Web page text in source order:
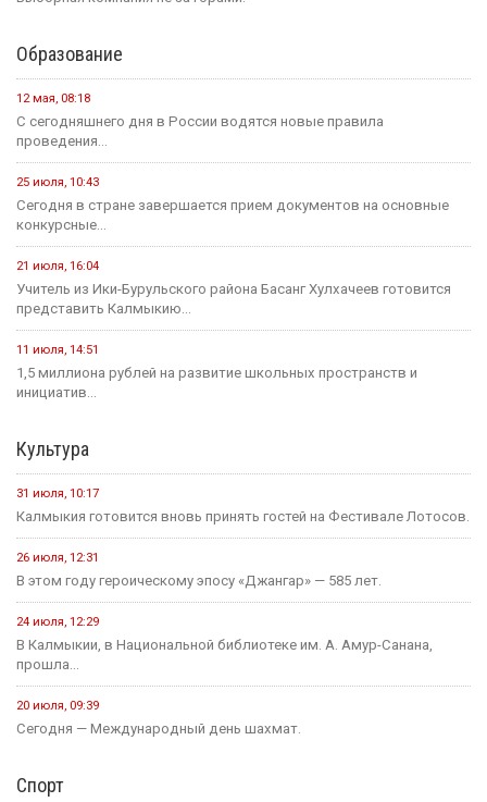
Вести Калмыкия. Выпуск на канале "Россия 24" от
03.08.2026.
Социальная сфера
16 июля, 13:10
Россия становится одной из самых спокойных стран мира в...
В рамках акции «35 добрых дел», приуроченной к 35-летию...
Елена Пашкеева из Яшалтинского района нашла работу на
ярмарке...
31 июля, 18:51
Детали предстоящего международного буддийского форума
Политика
24 июля, 16:31
Итоги весенней сессии Государственной Думы
24 июля, 09:46